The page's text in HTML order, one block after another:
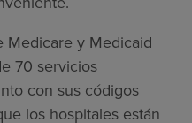
Medicare y Medicaid
70 servicios
con sus códigos
los hospitales están